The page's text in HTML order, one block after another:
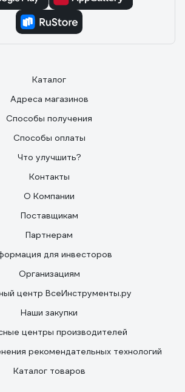
Каталог
Адреса магазинов
Способы получения
Способы оплаты
Что улучшить?
Контакты
О Компании
Поставщикам
Партнерам
для инвесторов
Организациям
центр ВсеИнструменты.ру
Наши закупки
центры производителей
рекомендательных технологий
Каталог товаров